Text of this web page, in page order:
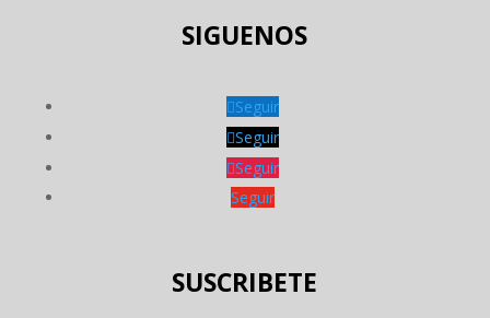
SIGUENOS
Seguir
Seguir
Seguir
Seguir
SUSCRIBETE